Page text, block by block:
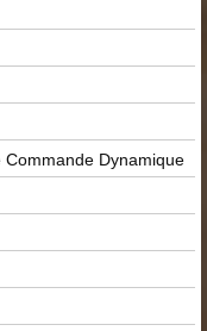
Dynamique